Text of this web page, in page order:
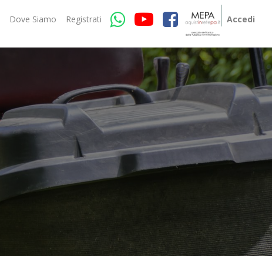
Dove Siamo Registrati Accedi